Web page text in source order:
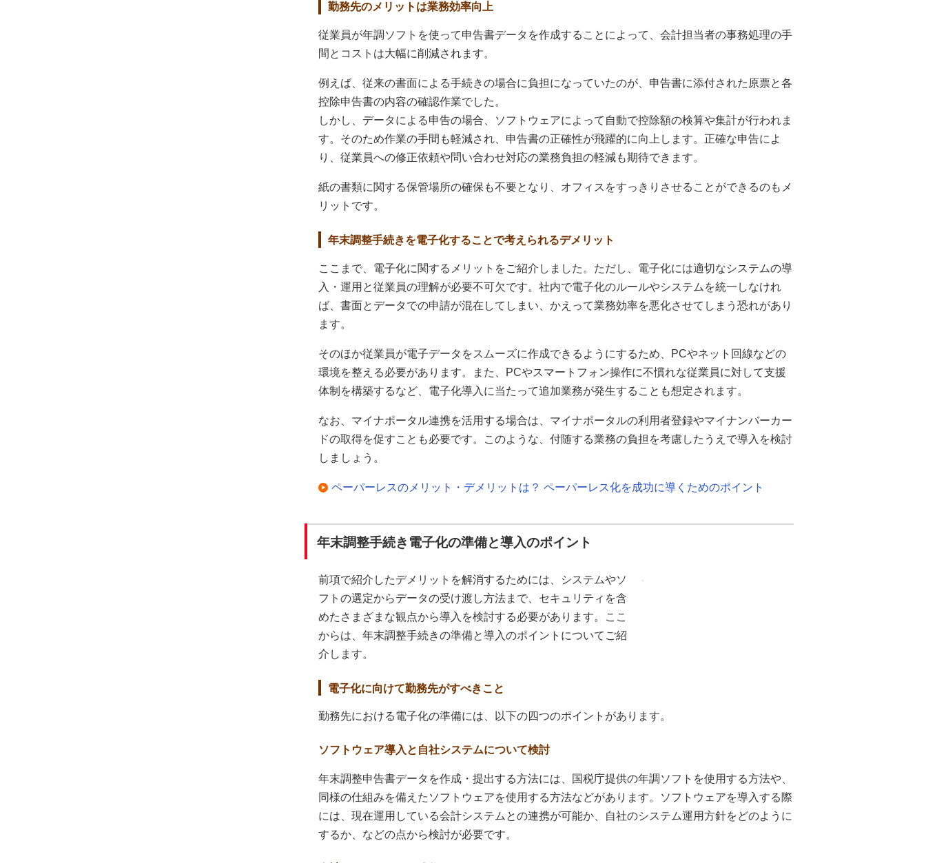
勤務先のメリットは業務効率向上
従業員が年調ソフトを使って申告書データを作成することによって、会計担当者の事務処理の手
間とコストは大幅に削減されます。
例えば、従来の書面による手続きの場合に負担になっていたのが、申告書に添付された原票と各
控除申告書の内容の確認作業でした。
しかし、データによる申告の場合、ソフトウェアによって自動で控除額の検算や集計が行われま
す。そのため作業の手間も軽減され、申告書の正確性が飛躍的に向上します。正確な申告によ
り、従業員への修正依頼や問い合わせ対応の業務負担の軽減も期待できます。
紙の書類に関する保管場所の確保も不要となり、オフィスをすっきりさせることができるのもメ
リットです。
年末調整手続きを電子化することで考えられるデメリット
ここまで、電子化に関するメリットをご紹介しました。ただし、電子化には適切なシステムの導
入・運用と従業員の理解が必要不可欠です。社内で電子化のルールやシステムを統一しなけれ
ば、書面とデータでの申請が混在してしまい、かえって業務効率を悪化させてしまう恐れがあり
ます。
そのほか従業員が電子データをスムーズに作成できるようにするため、PCやネット回線などの
環境を整える必要があります。また、PCやスマートフォン操作に不慣れな従業員に対して支援
体制を構築するなど、電子化導入に当たって追加業務が発生することも想定されます。
なお、マイナポータル連携を活用する場合は、マイナポータルの利用者登録やマイナンバーカー
ドの取得を促すことも必要です。このような、付随する業務の負担を考慮したうえで導入を検討
しましょう。
ペーパーレスのメリット・デメリットは？ ペーパーレス化を成功に導くためのポイント
年末調整手続き電子化の準備と導入のポイント
前項で紹介したデメリットを解消するためには、システムやソ
フトの選定からデータの受け渡し方法まで、セキュリティを含
めたさまざまな観点から導入を検討する必要があります。ここ
からは、年末調整手続きの準備と導入のポイントについてご紹
介します。
電子化に向けて勤務先がすべきこと
勤務先における電子化の準備には、以下の四つのポイントがあります。
ソフトウェア導入と自社システムについて検討
年末調整申告書データを作成・提出する方法には、国税庁提供の年調ソフトを使用する方法や、
同様の仕組みを備えたソフトウェアを使用する方法などがあります。ソフトウェアを導入する際
には、現在運用している会計システムとの連携が可能か、自社のシステム運用方針をどのように
するか、などの点から検討が必要です。